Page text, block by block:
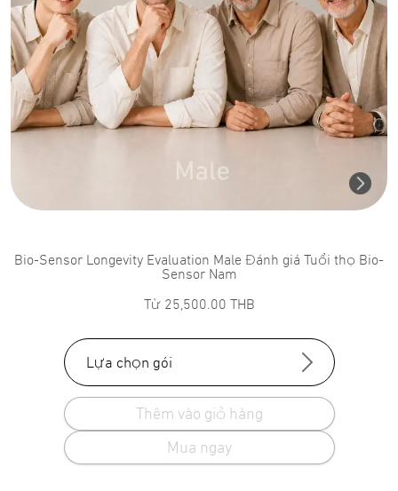
Bio-Sensor Longevity Evaluation Male Đánh giá Tuổi thọ Bio-
Sensor Nam
Từ 25,500.00 THB
Lựa chọn gói
Thêm vào giỏ hàng
Mua ngay